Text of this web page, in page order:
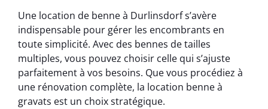
Une location de benne à Durlinsdorf s’avère
indispensable pour gérer les encombrants en
toute simplicité. Avec des bennes de tailles
multiples, vous pouvez choisir celle qui s’ajuste
parfaitement à vos besoins. Que vous procédiez à
une rénovation complète, la location benne à
gravats est un choix stratégique.